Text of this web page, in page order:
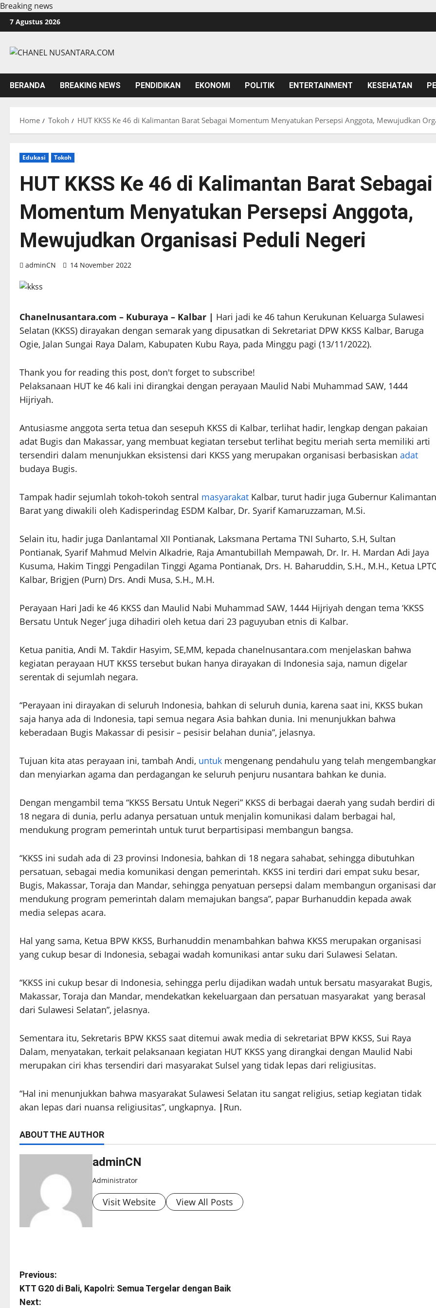
Breaking news
Skip
to
7 Agustus 2026
BERANDA BREAKING NEWS PENDIDIKAN EKONOMI POLITIK ENTERTAINMENT KESEHATAN
Home Tokoh HUT KKSS Ke 46 di Kalimantan Barat Sebagai Momentum Menyatukan Persepsi Anggota, Mewujudkan
Edukasi Tokoh
HUT KKSS Ke 46 di Kalimantan Barat Sebagai
Momentum Menyatukan Persepsi Anggota,
Mewujudkan Organisasi Peduli Negeri
adminCN 14 November 2022
Chanelnusantara.com – Kuburaya – Kalbar | Hari jadi ke 46 tahun Kerukunan Keluarga Sulawesi
Selatan (KKSS) dirayakan dengan semarak yang dipusatkan di Sekretariat DPW KKSS Kalbar, Baruga
Ogie, Jalan Sungai Raya Dalam, Kabupaten Kubu Raya, pada Minggu pagi (13/11/2022).
Thank you for reading this post, don't forget to subscribe!
Pelaksanaan HUT ke 46 kali ini dirangkai dengan perayaan Maulid Nabi Muhammad SAW, 1444
Hijriyah.
Antusiasme anggota serta tetua dan sesepuh KKSS di Kalbar, terlihat hadir, lengkap dengan pakaian
adat Bugis dan Makassar, yang membuat kegiatan tersebut terlihat begitu meriah serta memiliki arti
tersendiri dalam menunjukkan eksistensi dari KKSS yang merupakan organisasi berbasiskan adat
budaya Bugis.
Tampak hadir sejumlah tokoh-tokoh sentral masyarakat Kalbar, turut hadir juga Gubernur Kalimantan
Barat yang diwakili oleh Kadisperindag ESDM Kalbar, Dr. Syarif Kamaruzzaman, M.Si.
Selain itu, hadir juga Danlantamal XII Pontianak, Laksmana Pertama TNI Suharto, S.H, Sultan
Pontianak, Syarif Mahmud Melvin Alkadrie, Raja Amantubillah Mempawah, Dr. Ir. H. Mardan Adi Jaya
Kusuma, Hakim Tinggi Pengadilan Tinggi Agama Pontianak, Drs. H. Baharuddin, S.H., M.H., Ketua
Kalbar, Brigjen (Purn) Drs. Andi Musa, S.H., M.H.
Perayaan Hari Jadi ke 46 KKSS dan Maulid Nabi Muhammad SAW, 1444 Hijriyah dengan tema ‘KKSS
Bersatu Untuk Neger’ juga dihadiri oleh ketua dari 23 paguyuban etnis di Kalbar.
Ketua panitia, Andi M. Takdir Hasyim, SE,MM, kepada chanelnusantara.com menjelaskan bahwa
kegiatan perayaan HUT KKSS tersebut bukan hanya dirayakan di Indonesia saja, namun digelar
serentak di sejumlah negara.
“Perayaan ini dirayakan di seluruh Indonesia, bahkan di seluruh dunia, karena saat ini, KKSS bukan
saja hanya ada di Indonesia, tapi semua negara Asia bahkan dunia. Ini menunjukkan bahwa
keberadaan Bugis Makassar di pesisir – pesisir belahan dunia”, jelasnya.
Tujuan kita atas perayaan ini, tambah Andi, untuk mengenang pendahulu yang telah
dan menyiarkan agama dan perdagangan ke seluruh penjuru nusantara bahkan ke dunia.
Dengan mengambil tema “KKSS Bersatu Untuk Negeri” KKSS di berbagai daerah yang sudah berdiri di
18 negara di dunia, perlu adanya persatuan untuk menjalin komunikasi dalam berbagai hal,
mendukung program pemerintah untuk turut berpartisipasi membangun bangsa.
“KKSS ini sudah ada di 23 provinsi Indonesia, bahkan di 18 negara sahabat, sehingga dibutuhkan
persatuan, sebagai media komunikasi dengan pemerintah. KKSS ini terdiri dari empat suku besar,
Bugis, Makassar, Toraja dan Mandar, sehingga penyatuan persepsi dalam membangun organisasi
mendukung program pemerintah dalam memajukan bangsa”, papar Burhanuddin kepada awak
media selepas acara.
Hal yang sama, Ketua BPW KKSS, Burhanuddin menambahkan bahwa KKSS merupakan organisasi
yang cukup besar di Indonesia, sebagai wadah komunikasi antar suku dari Sulawesi Selatan.
“KKSS ini cukup besar di Indonesia, sehingga perlu dijadikan wadah untuk bersatu masyarakat Bugis,
Makassar, Toraja dan Mandar, mendekatkan kekeluargaan dan persatuan masyarakat yang berasal
dari Sulawesi Selatan”, jelasnya.
Sementara itu, Sekretaris BPW KKSS saat ditemui awak media di sekretariat BPW KKSS, Sui Raya
Dalam, menyatakan, terkait pelaksanaan kegiatan HUT KKSS yang dirangkai dengan Maulid Nabi
merupakan ciri khas tersendiri dari masyarakat Sulsel yang tidak lepas dari religiusitas.
“Hal ini menunjukkan bahwa masyarakat Sulawesi Selatan itu sangat religius, setiap kegiatan tidak
akan lepas dari nuansa religiusitas”, ungkapnya. | Run.
ABOUT THE AUTHOR
adminCN
Administrator
Visit Website View All Posts
P
o
Previous:
KTT G20 di Bali, Kapolri: Semua Tergelar dengan Baik
Next: